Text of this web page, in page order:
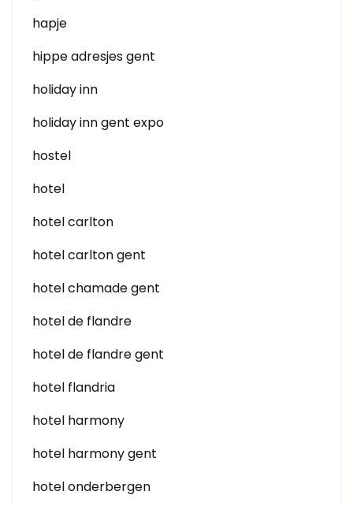
hapje
hippe adresjes gent
holiday inn
holiday inn gent expo
hostel
hotel
hotel carlton
hotel carlton gent
hotel chamade gent
hotel de flandre
hotel de flandre gent
hotel flandria
hotel harmony
hotel harmony gent
hotel onderbergen